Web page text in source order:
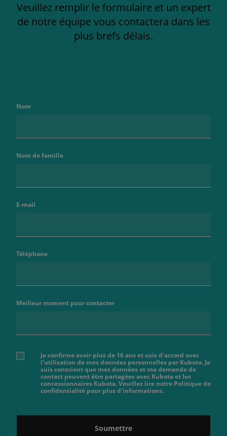
Veuillez remplir le formulaire et un expert
de notre équipe vous contactera dans les
plus brefs délais.
Nom
Nom de famille
E-mail
Téléphone
Meilleur moment pour contacter
Je confirme avoir plus de 16 ans et suis d'accord avec
l'utilisation de mes données personnelles par Kubota. Je
suis conscient que mes données et ma demande de
contact peuvent être partagées avec Kubota et les
concessionnaires Kubota. Veuillez lire notre Politique de
confidentialité pour plus d'informations.
Soumettre